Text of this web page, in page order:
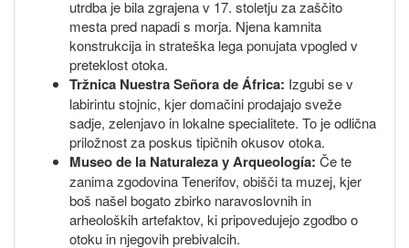
utrdba je bila zgrajena v 17. stoletju za zaščito
mesta pred napadi s morja. Njena kamnita
konstrukcija in strateška lega ponujata vpogled v
preteklost otoka.
Tržnica Nuestra Señora de África: Izgubi se v
labirintu stojnic, kjer domačini prodajajo sveže
sadje, zelenjavo in lokalne specialitete. To je odlična
priložnost za poskus tipičnih okusov otoka.
Museo de la Naturaleza y Arqueología: Če te
zanima zgodovina Tenerifov, obišči ta muzej, kjer
boš našel bogato zbirko naravoslovnih in
arheoloških artefaktov, ki pripovedujejo zgodbo o
otoku in njegovih prebivalcih.